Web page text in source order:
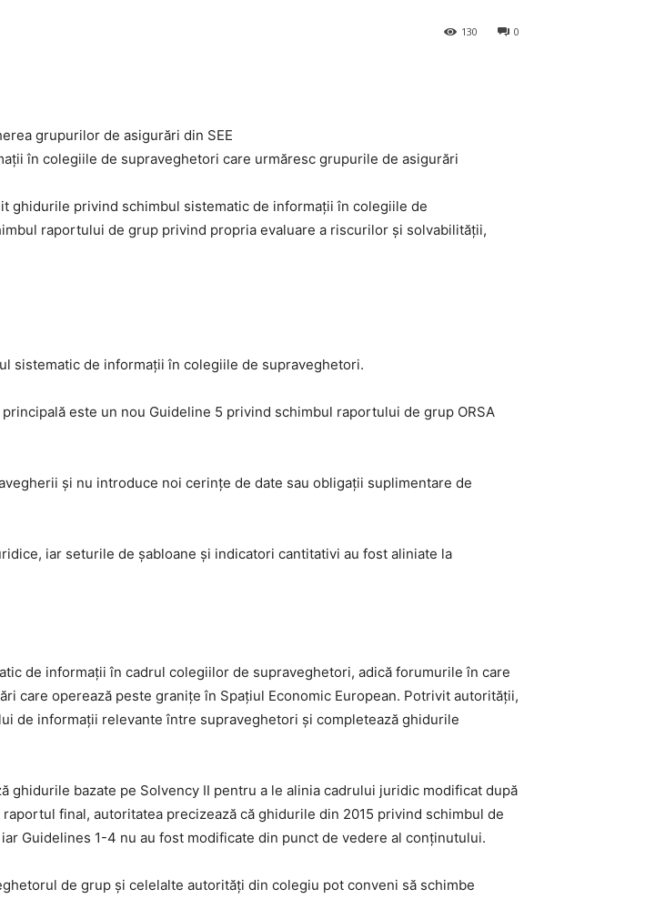
0
130
în colegiile de supraveghetori care urmăresc grupurile de asigurări
ghidurile privind schimbul sistematic de informații în colegiile de
raportului de grup privind propria evaluare a riscurilor și solvabilității,
sistematic de informații în colegiile de supraveghetori.
este un nou Guideline 5 privind schimbul raportului de grup ORSA
și nu introduce noi cerințe de date sau obligații suplimentare de
iar seturile de șabloane și indicatori cantitativi au fost aliniate la
de informații în cadrul colegiilor de supraveghetori, adică forumurile în care
care operează peste granițe în Spațiul Economic European. Potrivit autorității,
de informații relevante între supraveghetori și completează ghidurile
ghidurile bazate pe Solvency II pentru a le alinia cadrului juridic modificat după
final, autoritatea precizează că ghidurile din 2015 privind schimbul de
Guidelines 1-4 nu au fost modificate din punct de vedere al conținutului.
de grup și celelalte autorități din colegiu pot conveni să schimbe